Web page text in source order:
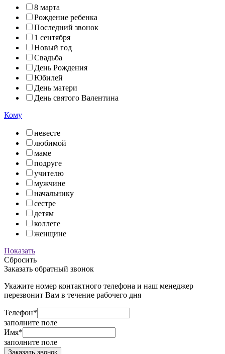
8 марта
Рождение ребенка
Последний звонок
1 сентября
Новый год
Свадьба
День Рождения
Юбилей
День матери
День святого Валентина
Кому
невесте
любимой
маме
подруге
учителю
мужчине
начальнику
сестре
детям
коллеге
женщине
Показать
Сбросить
Заказать обратный звонок
Укажите номер контактного телефона и наш менеджер
перезвонит Вам в течение рабочего дня
Телефон*
заполните поле
Имя*
заполните поле